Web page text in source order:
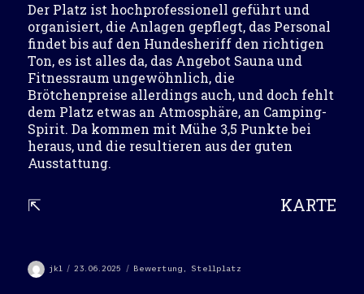
Der Platz ist hochprofessionell geführt und
organisiert, die Anlagen gepflegt, das Personal
findet bis auf den Hundesheriff den richtigen
Ton, es ist alles da, das Angebot Sauna und
Fitnessraum ungewöhnlich, die
Brötchenpreise allerdings auch, und doch fehlt
dem Platz etwas an Atmosphäre, an Camping-
Spirit. Da kommen mit Mühe 3,5 Punkte bei
heraus, und die resultieren aus der guten
Ausstattung.
⇱ KARTE
Autor
jkl
Veröffentlicht
23.06.2025 Kategorien
Bewertung , Stellplatz